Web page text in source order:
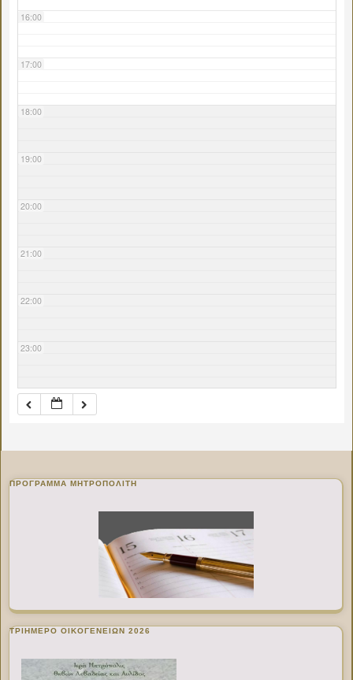
16:00
17:00
18:00
19:00
20:00
21:00
22:00
23:00
ΠΡΌΓΡΑΜΜΑ ΜΗΤΡΟΠΟΛΊΤΗ
ΤΡΙΗΜΕΡΟ ΟΙΚΟΓΕΝΕΙΩΝ 2026